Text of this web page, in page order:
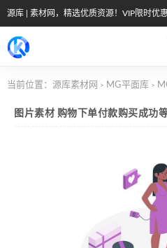
源库 | 素材网，精选优质资源！VIP限时优惠
当前位置： 源库素材网 > MG平面库 >
图片素材 购物下单付款购买成功